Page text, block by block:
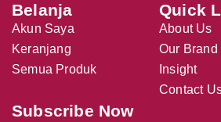
Belanja
Akun Saya
Keranjang
Semua Produk
Quick
About Us
Our Brand
Insight
Contact
Subscribe Now